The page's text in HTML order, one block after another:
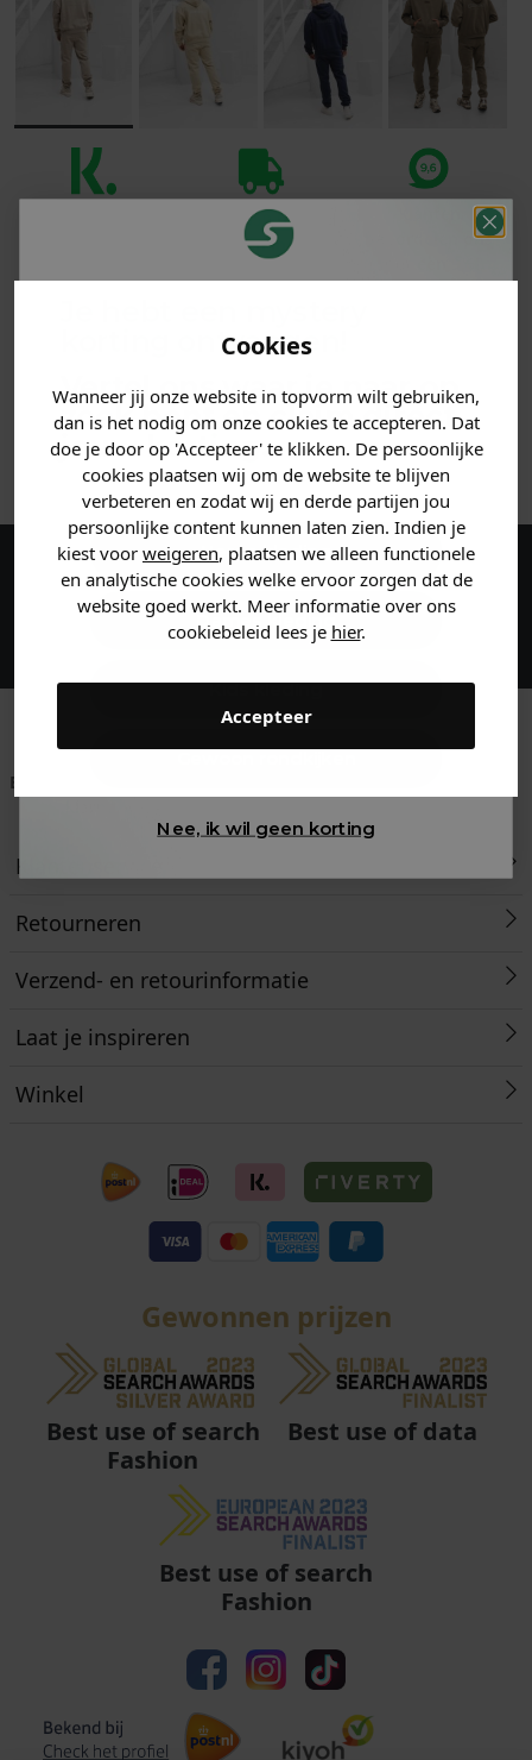
Cookies
Wanneer jij onze website in topvorm wilt gebruiken,
dan is het nodig om onze cookies te accepteren. Dat
doe je door op 'Accepteer' te klikken. De persoonlijke
cookies plaatsen wij om de website te blijven
verbeteren en zodat wij en derde partijen jou
persoonlijke content kunnen laten zien. Indien je
kiest voor weigeren, plaatsen we alleen functionele
en analytische cookies welke ervoor zorgen dat de
website goed werkt. Meer informatie over ons
cookiebeleid lees je hier.
Accepteer
Voor 23:59 besteld
is morgen in huis!*
beoordelen ons
MATERIAAL & WASVOORSCHRIFT
ANDERE BESTELDEN OOK
Maak een account aan en ontvang 5%
korting op je eerste bestelling!
Betaal achteraf met
Klantenservice
Retourneren
Verzend- en retourinformatie
Laat je inspireren
Winkel
Gewonnen prijzen
Best use of search
Fashion
Best use of data
Best use of search
Fashion
korting ontvangen!
Vertel ons waar je naar op
zoek bent en claim direct
jouwkorting.
Heren kleding
Dames kleding
Kids kleding
Nee, ik wil geen korting